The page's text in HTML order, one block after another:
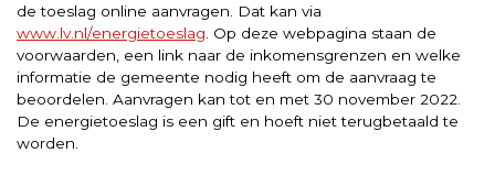
de toeslag online aanvragen. Dat kan via
www.lv.nl/energietoeslag . Op deze webpagina staan de
voorwaarden, een link naar de inkomensgrenzen en welke
informatie de gemeente nodig heeft om de aanvraag te
beoordelen. Aanvragen kan tot en met 30 november 2022.
De energietoeslag is een gift en hoeft niet terugbetaald te
worden.